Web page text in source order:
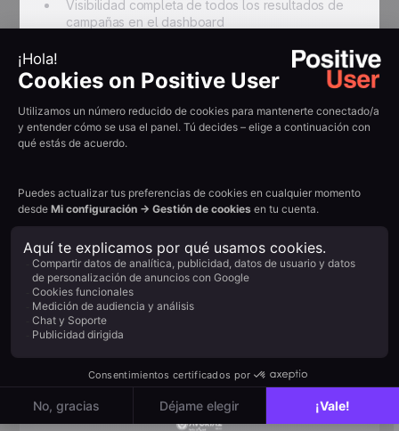
Resumir con IA:
Visibilidad completa de todos los resultados de
campañas en el dashboard
{{QUOTE-TESTI-2}}
Read othercustomer
stories